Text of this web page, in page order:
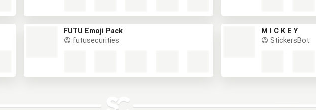
FUTU Emoji Pack
futusecurities
M I C K E Y
StickersBot